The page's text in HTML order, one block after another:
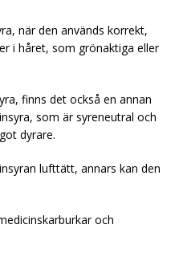
när den används korrekt,
i håret, som grönaktiga eller
finns det också en annan
som är syreneutral och
dyrare.
lufttätt, annars kan den
och